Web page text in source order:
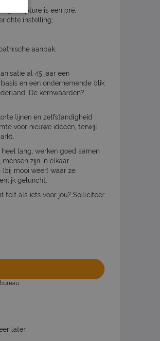
is een pré;
instelling;
aanpak.
al 45 jaar een
en een ondernemende blik
De kernwaarden?
lijnen en zelfstandigheid
voor nieuwe ideeën, terwijl
lang, werken goed samen
zijn in elkaar
mooi weer) waar ze
geluncht.
telt als iets voor jou? Solliciteer
later